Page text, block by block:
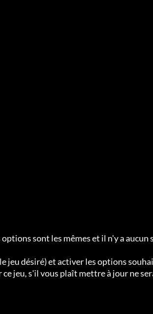
sont les mêmes et il n'y a aucun
jeu désiré) et activer les options
jeu, s'il vous plaît mettre à jour ne